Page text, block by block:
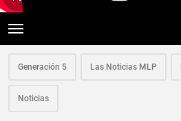
Generación 5 Las Noticias MLP
Noticias